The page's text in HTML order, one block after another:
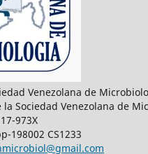
Venezolana de
Sociedad Venezolana de
973X
198002 CS1233